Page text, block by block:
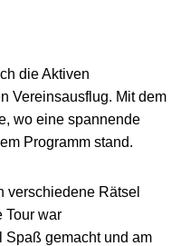
die Aktiven
Vereinsausflug. Mit dem
wo eine spannende
Programm stand.
verschiedene Rätsel
Tour war
gemacht und am